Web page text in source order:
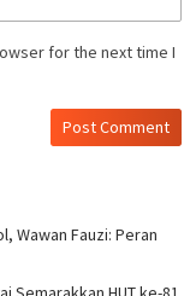
for the next time I
Wawan Fauzi: Peran